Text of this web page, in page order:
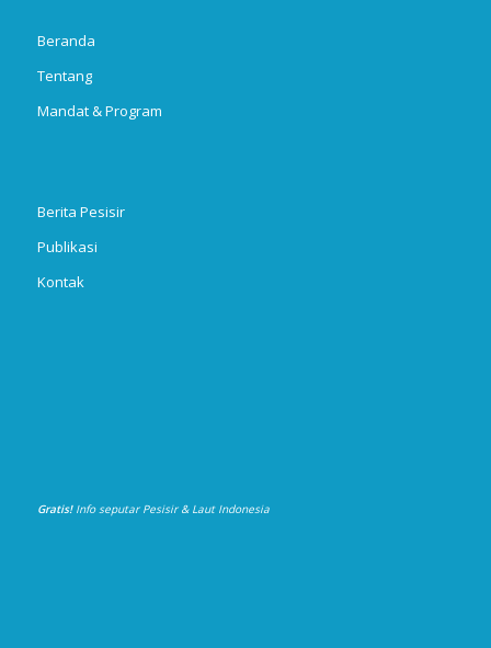
Beranda
Tentang
Mandat & Program
Berita Pesisir
Publikasi
Kontak
Gratis! Info seputar Pesisir & Laut Indonesia